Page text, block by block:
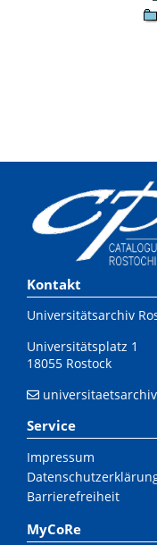
Kontakt
Universitätsarchiv
Universitätsplatz 1
18055 Rostock
Service
Impressum
Barrierefreiheit
MyCoRe